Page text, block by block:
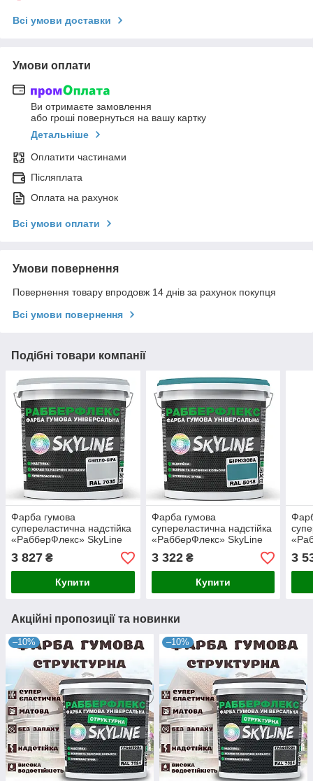
Всі умови доставки
Умови оплати
Ви отримаєте замовлення
або гроші повернуться на вашу картку
Детальніше
Оплатити частинами
Післяплата
Оплата на рахунок
Всі умови оплати
Умови повернення
Повернення товару впродовж 14 днів за рахунок покупця
Всі умови повернення
Подібні товари компанії
Фарба гумова
супереластична надстійка
«РабберФлекс» SkyLine
Світло-сіра RAL 7035 18 кг
3 827 ₴
Купити
Фарба гумова
супереластична надстійка
«РабберФлекс» SkyLine
Бірюзова RAL 5018 18 кг
3 322₴
Купити
3
Акційні пропозиції та новинки
–10% –10%